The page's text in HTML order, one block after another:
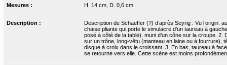
Mesures : H. 14 cm, D. 0,6 cm
Description :
Description de Schaeffer (?) d’après Seyrig : Vu l’origin.
chaise pliante qui porte le simulacre d’un taureau à
posé à côté de la table), muni d’un cône sur la croupe.
sur un trône, long-vêtu (manteau en laine ou à fourrure),
disque à croix dans le croissant. 3. En bas, taureau à
se retourne vers elle. Cette scène est moins